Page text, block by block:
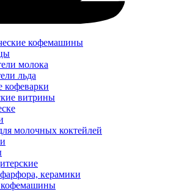
кофемашины
молока
льда
кофеварки
витрины
молочных коктейлей
керамики